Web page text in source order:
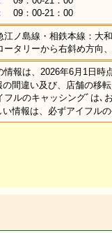
09：00-21：00
江ノ島線・相鉄本線：大
ータリーから右斜め方向
情報は、2026年6月1日時
間違い及び、店舗の移
ルのキャッシングﾞは､
情報は、必ずアイフル